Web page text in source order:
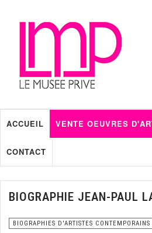
ACCUEIL VENTE OEUVRES
CONTACT
BIOGRAPHIE JEAN-PAUL
BIOGRAPHIES D'ARTISTES CONTEMPORAINS